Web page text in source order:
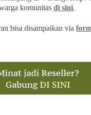
komunitasdi sini.
bisa disampaikan via